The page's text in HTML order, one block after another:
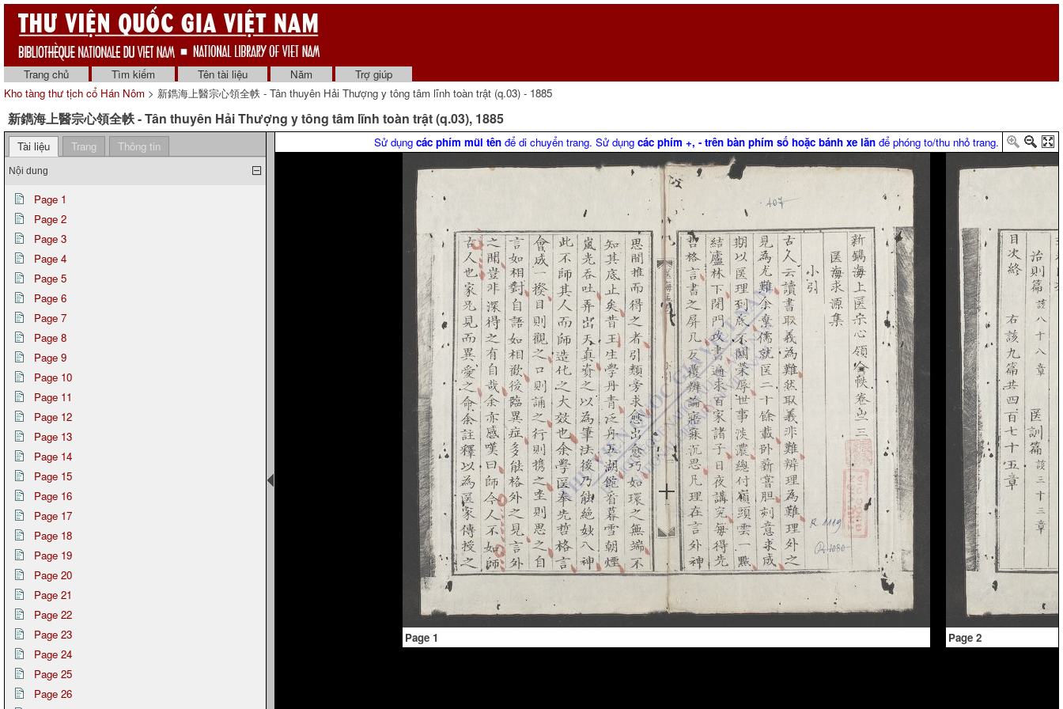
Trang chủ Tìm kiếm Tên tài liệu Năm
Trợ giúp
Kho tàng thư tịch cổ Hán Nôm > 新鐫海上醫宗心領全帙 - Tân thuyên Hải Thượng y tông tâm lĩnh toàn trật (q.03) - 1885
新鐫海上醫宗心領全帙 - Tân thuyên Hải Thượng y tông tâm lĩnh toàn trật (q.03), 1885
Tài liệu Trang Thông tin
Nội dung
Page 1
Page 2
Page 3
Page 4
Page 5
Page 6
Page 7
Page 8
Page 9
Page 10
Page 11
Page 12
Page 13
Page 14
Page 15
Page 16
Page 17
Page 18
Page 19
Page 20
Page 21
Page 22
Page 23
Page 24
Page 25
Page 26
Sử dụng các phím mũi tên để di chuyển trang. Sử dụng các phím +, - trên bàn phím số hoặc bánh xe lăn để phóng to/thu nhỏ trang.
Page 1 Page 2